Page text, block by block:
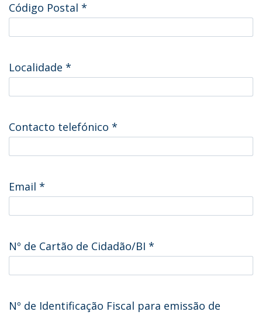
Código Postal *
Localidade *
Contacto telefónico *
Email *
Nº de Cartão de Cidadão/BI *
Nº de Identificação Fiscal para emissão de